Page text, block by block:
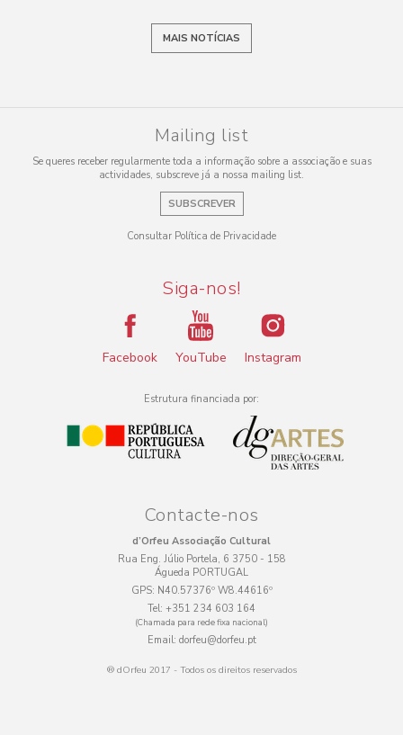
MAIS NOTÍCIAS
Mailing list
Se queres receber regularmente toda a informação sobre a associação e suas
actividades, subscreve já a nossa mailing list.
SUBSCREVER
Consultar Política de Privacidade
Siga-nos!
Facebook YouTube Instagram
Estrutura financiada por:
Contacte-nos
d’Orfeu Associação Cultural
Rua Eng. Júlio Portela, 6 3750 - 158
Águeda PORTUGAL
GPS: N40.57376º W8.44616º
Tel: +351 234 603 164
(Chamada para rede fixa nacional)
Email: dorfeu@dorfeu.pt
® dOrfeu 2017 - Todos os direitos reservados